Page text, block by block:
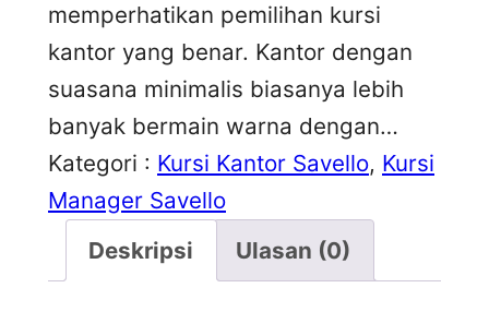
memperhatikan pemilihan kursi
kantor yang benar. Kantor dengan
suasana minimalis biasanya lebih
banyak bermain warna dengan…
Kategori : Kursi Kantor Savello, Kursi
Manager Savello
Deskripsi
Ulasan (0)